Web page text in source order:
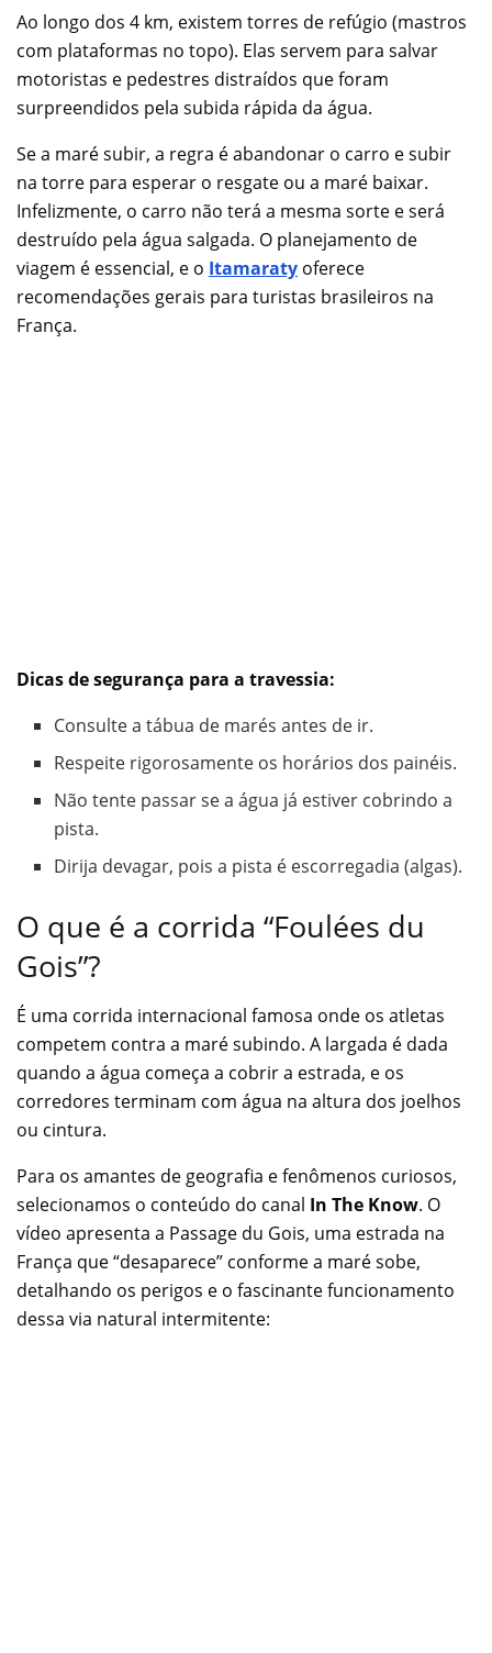
Ao longo dos 4 km, existem torres de refúgio (mastros
com plataformas no topo). Elas servem para salvar
motoristas e pedestres distraídos que foram
surpreendidos pela subida rápida da água.
Se a maré subir, a regra é abandonar o carro e subir
na torre para esperar o resgate ou a maré baixar.
Infelizmente, o carro não terá a mesma sorte e será
destruído pela água salgada. O planejamento de
viagem é essencial, e o Itamaraty oferece
recomendações gerais para turistas brasileiros na
França.
Dicas de segurança para a travessia:
Consulte a tábua de marés antes de ir.
Respeite rigorosamente os horários dos painéis.
Não tente passar se a água já estiver cobrindo a
pista.
Dirija devagar, pois a pista é escorregadia (algas).
O que é a corrida “Foulées du
Gois”?
É uma corrida internacional famosa onde os atletas
competem contra a maré subindo. A largada é dada
quando a água começa a cobrir a estrada, e os
corredores terminam com água na altura dos joelhos
ou cintura.
Para os amantes de geografia e fenômenos curiosos,
selecionamos o conteúdo do canal In The Know. O
vídeo apresenta a Passage du Gois, uma estrada na
França que “desaparece” conforme a maré sobe,
detalhando os perigos e o fascinante funcionamento
dessa via natural intermitente: